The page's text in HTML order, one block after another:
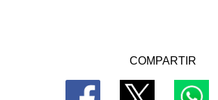
COMPARTIR